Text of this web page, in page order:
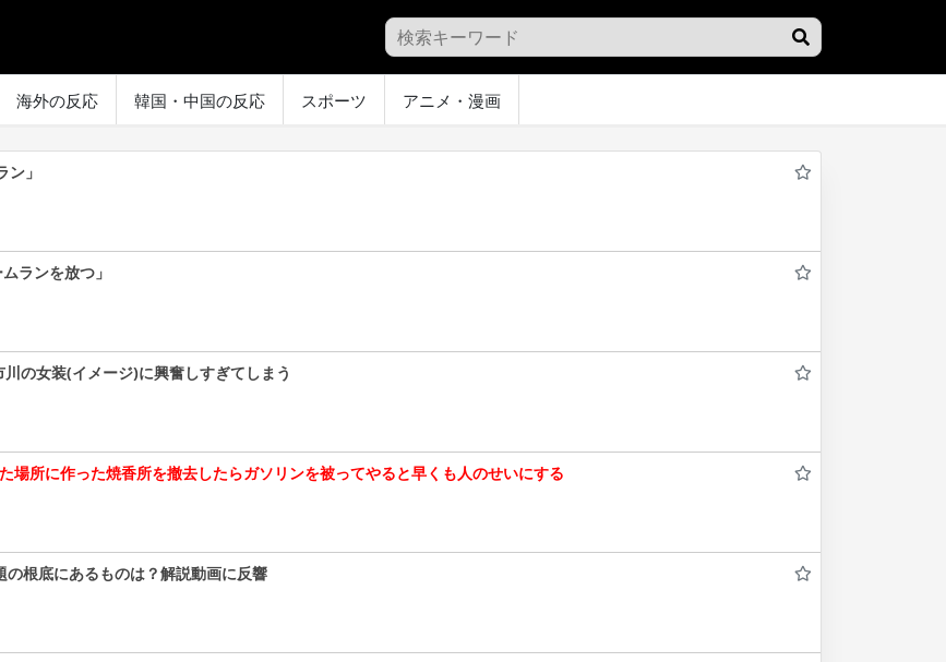
海外の反応 韓国・中国の反応 スポーツ アニメ・漫画
」
ランを放つ」
の女装(イメージ)に興奮しすぎてしまう
場所に作った焼香所を撤去したらガソリンを被ってやると早くも人のせいにする
根底にあるものは？解説動画に反響